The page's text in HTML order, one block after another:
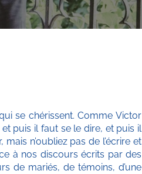
se chérissent. Comme Victor
puis il faut se le dire, et puis il
n’oubliez pas de l’écrire et
à nos discours écrits par des
de mariés, de témoins, d’une